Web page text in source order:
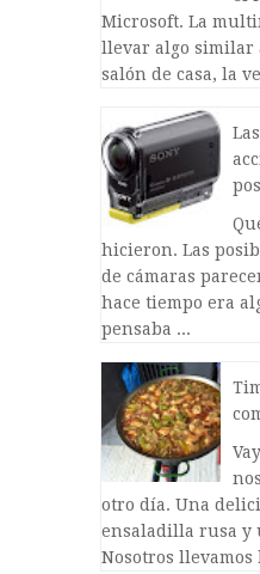
Microsoft. La
llevar algo similar
salón de casa, la
hicieron. Las
de cámaras
hace tiempo era
pensaba ...
otro día. Una
ensaladilla rusa y
Nosotros llevamos